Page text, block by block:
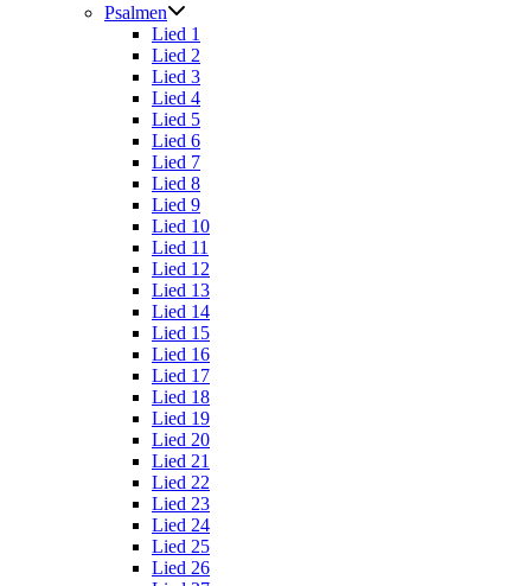
Psalmen
Lied 1
Lied 2
Lied 3
Lied 4
Lied 5
Lied 6
Lied 7
Lied 8
Lied 9
Lied 10
Lied 11
Lied 12
Lied 13
Lied 14
Lied 15
Lied 16
Lied 17
Lied 18
Lied 19
Lied 20
Lied 21
Lied 22
Lied 23
Lied 24
Lied 25
Lied 26